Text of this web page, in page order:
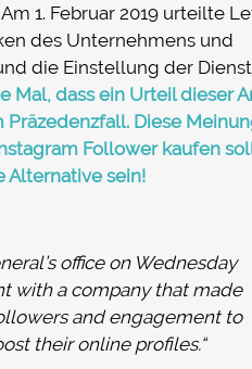
1. Februar 2019 urteilte
des Unternehmens und
die Einstellung der
Mal, dass ein Urteil dieser
Diese
Follower kaufen
Alternative sein!
office on Wednesday
with a company that made
and engagement to
their online profiles.“